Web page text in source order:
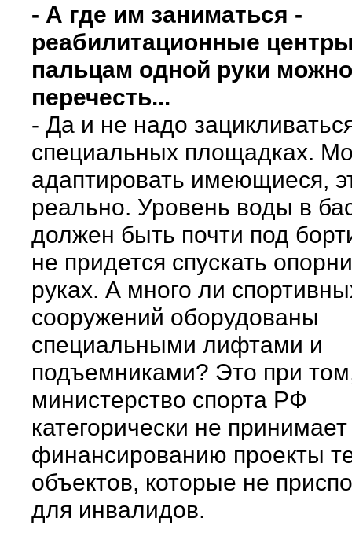
- А где им заниматься -
реабилитационные
пальцам одной руки можно
перечесть...
- Да и не надо
специальных площадках.
адаптировать имеющиеся,
реально. Уровень воды в
должен быть почти под
не придется спускать
руках. А много ли
сооружений оборудованы
специальными лифтами и
подъемниками? Это при
министерство спорта РФ
категорически не принимает
финансированию проекты
объектов, которые не
для инвалидов.